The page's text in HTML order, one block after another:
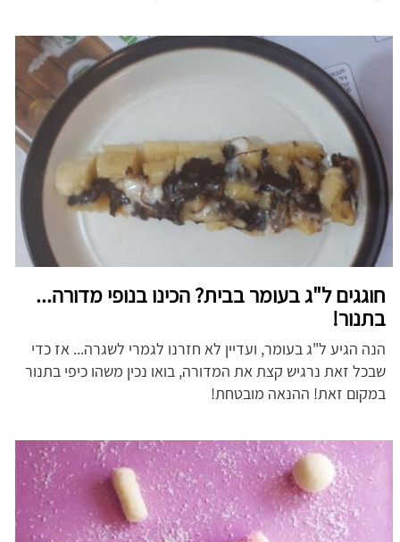
חוגגים ל"ג בעומר בבית? הכינו בנופי מדורה...
בתנור!
הנה הגיע ל"ג בעומר, ועדיין לא חזרנו לגמרי לשגרה... אז כדי
שבכל זאת נרגיש קצת את המדורה, בואו נכין משהו כיפי בתנור
במקום זאת! ההנאה מובטחת!